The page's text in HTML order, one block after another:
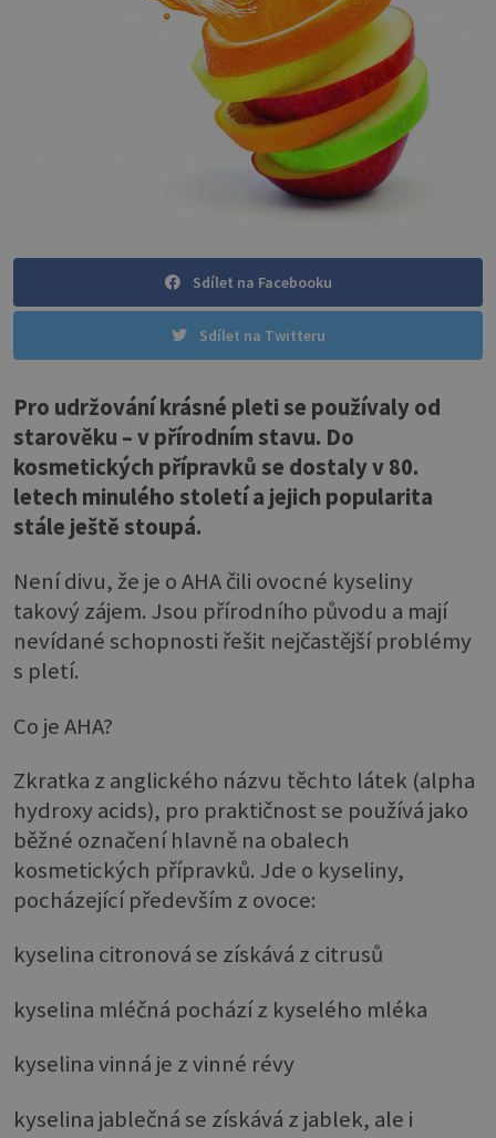
Sdílet na Facebooku
Sdílet na Twitteru
Pro udržování krásné pleti se používaly od
starověku – v přírodním stavu. Do
kosmetických přípravků se dostaly v 80.
letech minulého století a jejich popularita
stále ještě stoupá.
Není divu, že je o AHA čili ovocné kyseliny
takový zájem. Jsou přírodního původu a mají
nevídané schopnosti řešit nejčastější problémy
s pletí.
Co je AHA?
Zkratka z anglického názvu těchto látek (alpha
hydroxy acids), pro praktičnost se používá jako
běžné označení hlavně na obalech
kosmetických přípravků. Jde o kyseliny,
pocházející především z ovoce:
kyselina citronová se získává z citrusů
kyselina mléčná pochází z kyselého mléka
kyselina vinná je z vinné révy
kyselina jablečná se získává z jablek, ale i